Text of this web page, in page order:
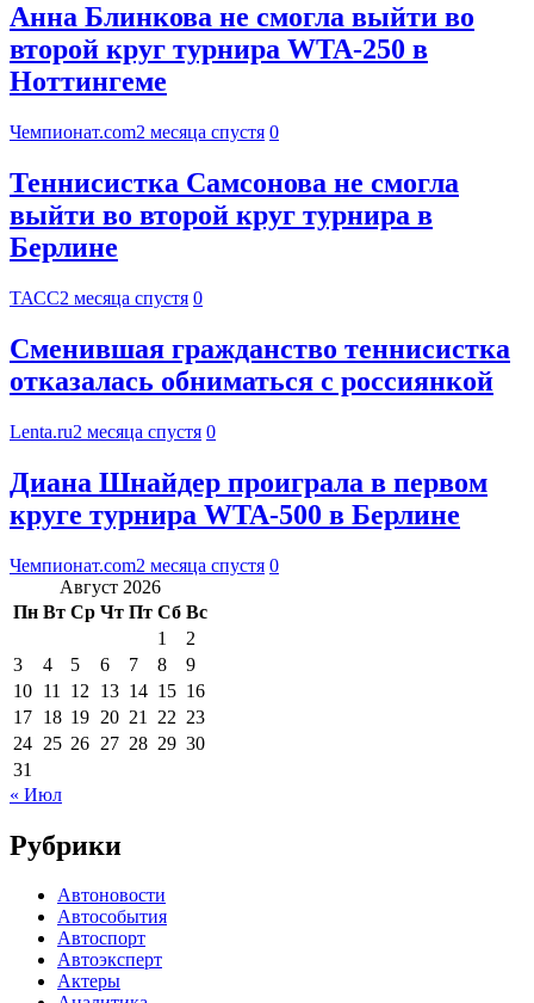
Анна Блинкова не смогла выйти во
второй круг турнира WTA-250 в
Ноттингеме
Чемпионат.com2 месяца спустя 0
Теннисистка Самсонова не смогла
выйти во второй круг турнира в
Берлине
ТАСС2 месяца спустя 0
Сменившая гражданство теннисистка
отказалась обниматься с россиянкой
Lenta.ru2 месяца спустя 0
Диана Шнайдер проиграла в первом
круге турнира WTA-500 в Берлине
Чемпионат.com2 месяца спустя 0
Август 2026
Пн Вт Ср Чт Пт Сб Вс
1
2
3
4 5 6 7 8
9
10 11 12 13 14 15 16
17 18 19 20 21 22 23
24 25 26 27 28 29 30
31
« Июл
Рубрики
Автоновости
Автособытия
Автоспорт
Автоэксперт
Актеры